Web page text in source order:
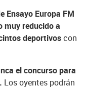
Ensayo Europa FM
muy reducido a
deportivoscon
el concurso para
Los oyentes podrán